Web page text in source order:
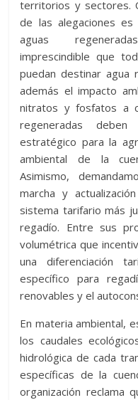
territorios y sectores.
de las alegaciones
aguas
imprescindible que
puedan destinar agua
además el impacto
nitratos y fosfatos a
regeneradas
estratégico para la
ambiental de la
Asimismo,
marcha y
sistema tarifario más
regadío. Entre sus
volumétrica que
una diferenciación
específico para
renovables y el
En materia ambiental,
los caudales
hidrológica de cada
específicas de la
organización reclama